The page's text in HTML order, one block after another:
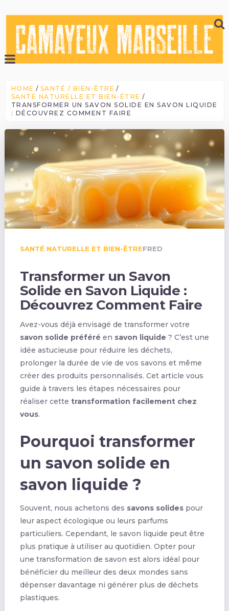
HOME
SANTÉ / BIEN-ÊTRE
SANTÉ NATURELLE ET BIEN-ÊTRE
TRANSFORMER UN SAVON SOLIDE EN SAVON LIQUIDE
: DÉCOUVREZ COMMENT FAIRE
SANTÉ NATURELLE ET BIEN-ÊTREFRED
Transformer un Savon
Solide en Savon Liquide :
Découvrez Comment Faire
Avez-vous déjà envisagé de transformer votre
savon solide préféré en savon liquide ? C’est une
idée astucieuse pour réduire les déchets,
prolonger la durée de vie de vos savons et même
créer des produits personnalisés. Cet article vous
guide à travers les étapes nécessaires pour
réaliser cette transformation facilement chez
vous.
Pourquoi transformer
un savon solide en
savon liquide ?
Souvent, nous achetons des savons solidespour
leur aspect écologique ou leurs parfums
particuliers. Cependant, le savon liquide peut être
plus pratique à utiliser au quotidien. Opter pour
une transformation de savon est alors idéal pour
bénéficier du meilleur des deux mondes sans
dépenser davantage ni générer plus de déchets
plastiques.